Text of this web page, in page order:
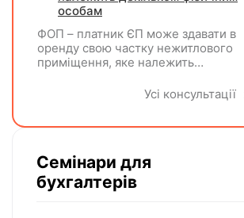
застосування ПСП?
особам
ФОП – платник ЄП може здавати в
оренду свою частку нежитлового
приміщення, яке належить
власності із поділом на частки
кожна з яких до 900 кв. метрів, а
Усі консультації
Семінари для
бухгалтерів